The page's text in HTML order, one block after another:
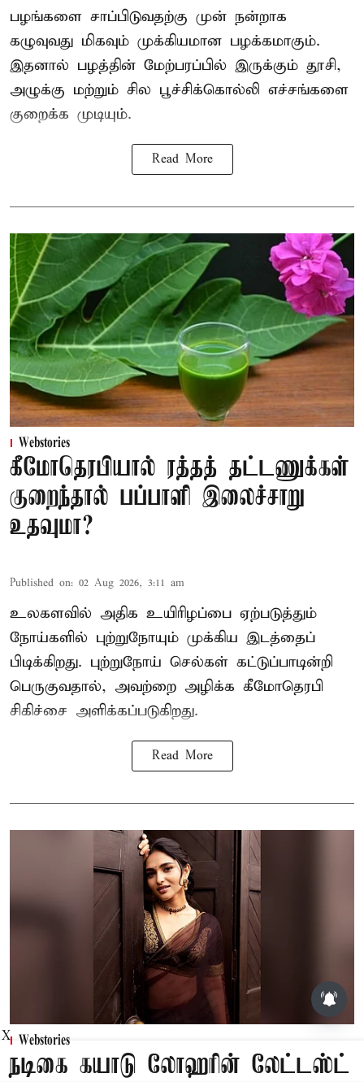
பழங்களை சாப்பிடுவதற்கு முன் நன்றாக
கழுவுவது மிகவும் முக்கியமான பழக்கமாகும்.
இதனால் பழத்தின் மேற்பரப்பில் இருக்கும் தூசி,
அழுக்கு மற்றும் சில பூச்சிக்கொல்லி எச்சங்களை
குறைக்க முடியும்.
Read More
Webstories
கீமோதெரபியால் ரத்தத் தட்டணுக்கள்
குறைந்தால் பப்பாளி இலைச்சாறு
உதவுமா?
Published on: 02 Aug 2026, 3:11 am
உலகளவில் அதிக உயிரிழப்பை ஏற்படுத்தும்
நோய்களில் புற்றுநோயும் முக்கிய இடத்தைப்
பிடிக்கிறது. புற்றுநோய் செல்கள் கட்டுப்பாடின்றி
பெருகுவதால், அவற்றை அழிக்க கீமோதெரபி
சிகிச்சை அளிக்கப்படுகிறது.
Read More
Webstories
நடிகை கயாடு லோஹரின் லேட்டஸ்ட்
X